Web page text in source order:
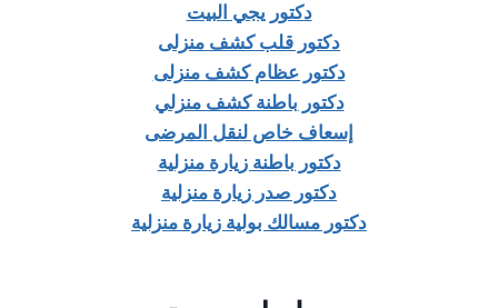
دكتور يجي البيت
دكتور قلب كشف منزلى
دكتور عظام كشف منزلى
دكتور باطنة كشف منزلي
إسعاف خاص لنقل المرضى
دكتور باطنة زيارة منزلية
دكتور صدر زيارة منزلية
دكتور مسالك بولية زيارة منزلية